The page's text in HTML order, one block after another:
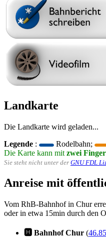
Landkarte
Die Landkarte wird geladen...
Legende : Rodelbahn;
Die Karte kann mit zwei
Sie steht nicht unter der GNU FDL
Anreise mit
Vom RhB-Bahnhof in Chur
oder in etwa 15min durch den
🅷 Bahnhof Chur (